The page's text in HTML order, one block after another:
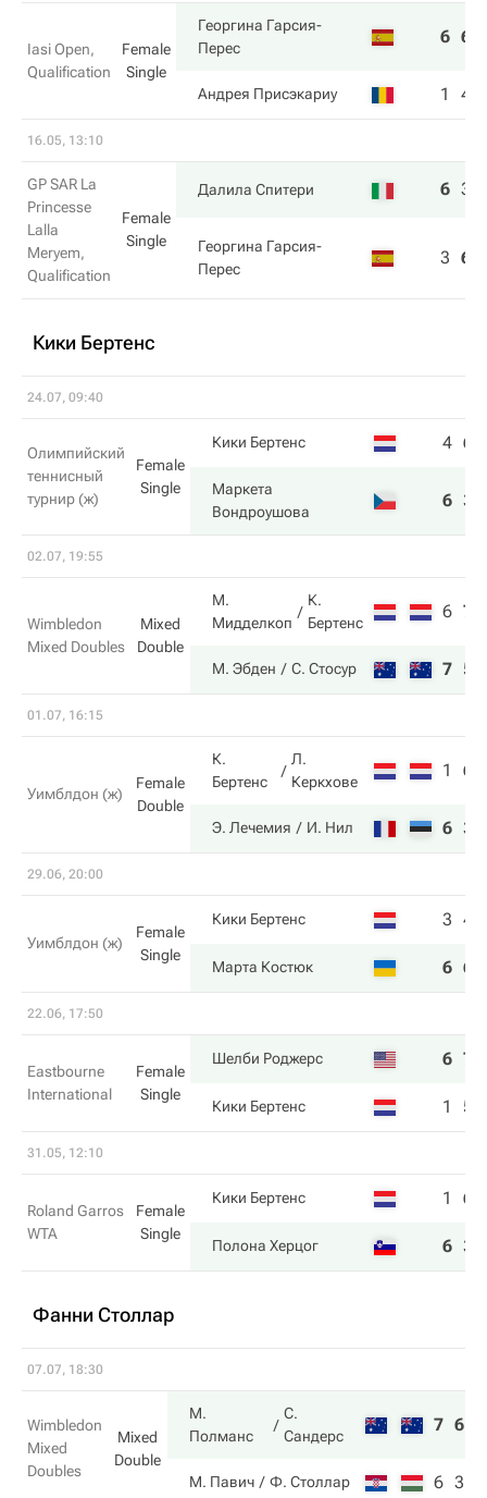
Iasi Open,
Qualification
Female
Single
Георгина Гарсия-
Перес
6 6
Андрея Присэкариу 1 4
16.05, 13:10
GP SAR La
Princesse
Lalla
Meryem,
Qualification
Female
Single
Далила Спитери 6 3
Георгина Гарсия-
Перес
3 6
Кики Бертенс
24.07, 09:40
Олимпийский
теннисный
турнир (ж)
Female
Single
Кики Бертенс 4 6
Маркета
Вондроушова
6 3
02.07, 19:55
Wimbledon
Mixed Doubles
Mixed
Double
М.
Мидделкоп
К.
Бертенс
6 7
М. Эбден С. Стосур 7 5
01.07, 16:15
Уимблдон (ж)
Female
Double
К.
Бертенс
Л.
Керкхове
1 6
Э. Лечемия И. Нил 6 3
29.06, 20:00
Уимблдон (ж)
Female
Single
Кики Бертенс 3 4
Марта Костюк 6 6
22.06, 17:50
Eastbourne
International
Female
Single
Шелби Роджерс 6 7
Кики Бертенс 1 5
31.05, 12:10
Roland Garros
WTA
Female
Single
Кики Бертенс 1 6
Полона Херцог 6 3
Фанни Столлар
07.07, 18:30
Wimbledon
Mixed
Doubles
Mixed
Double
М.
Полманс
С.
Сандерс
7 6
М. Павич Ф. Столлар 6 3